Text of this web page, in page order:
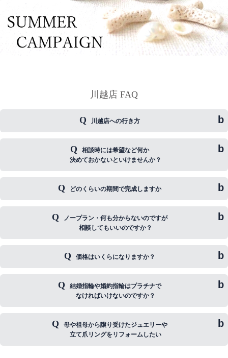
川越店 FAQ
川越店への行き方
【お車でお越しの方】
無料駐車場ございます
【電車・バスでお越しの方】
駅への「無料送迎」承ります
詳しくはこちらをご参照ください。
※1人でお客様応対させて頂いております
故、ご来店は 予約制とさせて頂いております
相談時には希望など何か
決めておかないといけませんか？
「分からない」も安心してそのままお伝え下さい。
当店では上記の状態でご来店いただく
ほうが多く、そのような方でも必ず
おススメや方向性をご提案させていただきます。
どのくらいの期間で完成しますか
ご成約から平均で
（デザイン・内容により）
となります。納期もお気軽にご相談下さい。
ノープラン・何も分からないのですが
相談してもいいのですか？
安心してお気持ちそのままお話下さい。
一度お話させていただきますと
皆さま具体的な方向性が見えてきます。
価格はいくらになりますか？
デザイン・サイズ・リング幅・石の有無
ご予算の設定もできます。
その中で出来ること、選べるデザインご提示します。
結婚指輪や婚約指輪はプラチナで
なければいけないのですか？
プラチナで作られる方が今も多いですが、
母や祖母から譲り受けたジュエリーや
立て爪リングをリフォームしたい